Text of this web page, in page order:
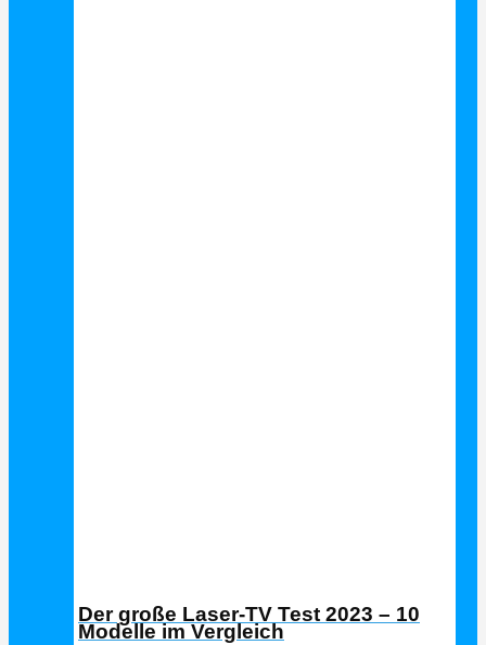
Der große Laser-TV Test 2023 – 10
Modelle im Vergleich